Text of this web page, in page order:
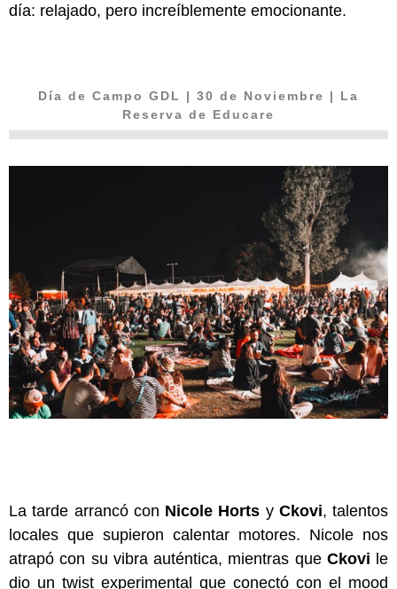
día: relajado, pero increíblemente emocionante.
Día de Campo GDL
| 30 de Noviembre | La
Reserva de Educare
La tarde arrancó con Nicole Horts y Ckovi, talentos
locales que supieron calentar motores. Nicole nos
atrapó con su vibra auténtica, mientras que Ckovi le
dio un twist experimental que conectó con el mood